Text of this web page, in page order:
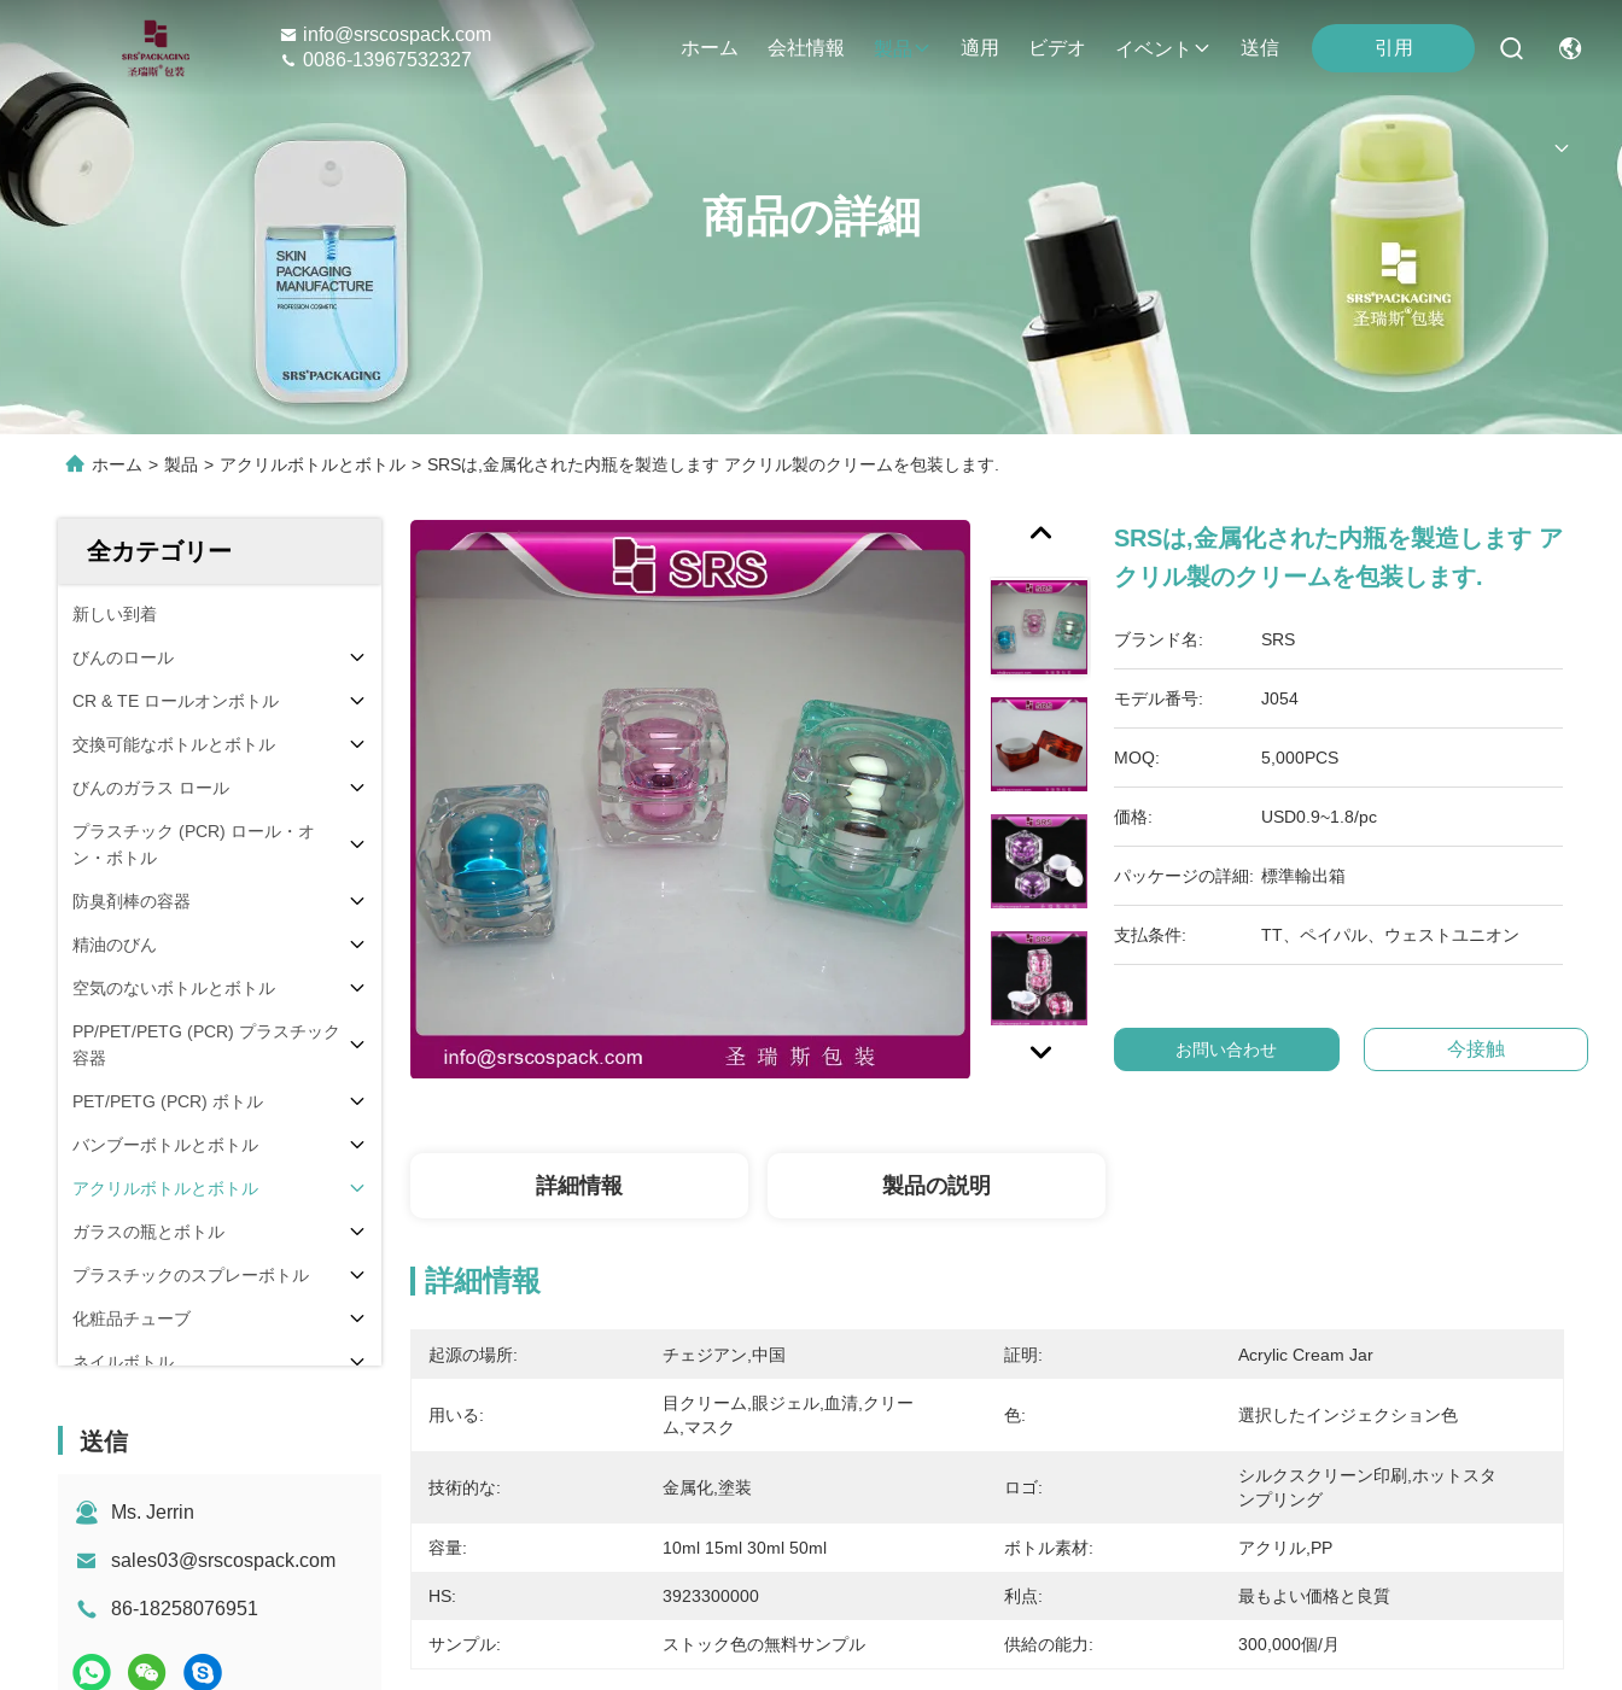
info@srscospack.com
0086-13967532327
ホーム 会社情報 製品 適用 ビデオ イベント 送信 引用
商品の詳細
ホーム > 製品 > アクリルボトルとボトル > SRSは,金属化された内瓶を製造します アクリル製のクリームを包装します.
全カテゴリー
新しい到着
びんのロール
CR & TE ロールオンボトル
交換可能なボトルとボトル
びんのガラス ロール
プラスチック (PCR) ロール・オ
ン・ボトル
防臭剤棒の容器
精油のびん
空気のないボトルとボトル
PP/PET/PETG (PCR) プラスチック
容器
PET/PETG (PCR) ボトル
バンブーボトルとボトル
アクリルボトルとボトル
ガラスの瓶とボトル
プラスチックのスプレーボトル
化粧品チューブ
ネイルボトル
その他
送信
Ms. Jerrin
sales03@srscospack.com
86-18258076951
SRSは,金属化された内瓶を製造します ア
クリル製のクリームを包装します.
ブランド名: SRS
モデル番号: J054
MOQ: 5,000PCS
価格: USD0.9~1.8/pc
パッケージの詳細: 標準輸出箱
支払条件: TT、ペイパル、ウェストユニオン
お問い合わせ 今接触
詳細情報 製品の説明
詳細情報
起源の場所: チェジアン,中国 証明: Acrylic Cream Jar
用いる:
目クリーム,眼ジェル,血清,クリー
ム,マスク
色: 選択したインジェクション色
技術的な: 金属化,塗装 ロゴ:
シルクスクリーン印刷,ホットスタ
ンプリング
容量: 10ml 15ml 30ml 50ml ボトル素材: アクリル,PP
HS: 3923300000 利点: 最もよい価格と良質
サンプル: ストック色の無料サンプル 供給の能力: 300,000個/月